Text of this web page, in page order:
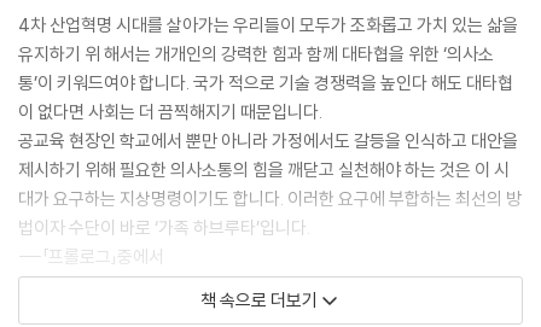
2. 논쟁 하브루타 단계별 활동내용 _ 91
3. 논쟁 하브루타와 리더십 _ 92
4. 논쟁 하브루타 역사 _ 95
5. 논쟁 하브루타 주제 만들기 _ 99
6. 논쟁 하브루타 주제의 3가지 종류 _ 102
7. 논쟁 하브루타 주제 제시 및 자료 조사 _ 111
8. 논쟁 하브루타 입론-주장 펼치기 _ 114
9. 논쟁 하브루타 반론-논리 허물기 _ 120
10. 논쟁 하브루타 최종변론-주장 다지기 _ 127
11. 논쟁 하브루타 판정 _ 131
12. 가족 독서 논쟁 하브루타 _ 136
4차 산업혁명 시대를 살아가는 우리들이 모두가 조화롭고 가치 있는 삶을
유지하기 위 해서는 개개인의 강력한 힘과 함께 대타협을 위한 ‘의사소
통’이 키워드여야 합니다. 국가 적으로 기술 경쟁력을 높인다 해도 대타협
이 없다면 사회는 더 끔찍해지기 때문입니다.
공교육 현장인 학교에서 뿐만 아니라 가정에서도 갈등을 인식하고 대안을
제시하기 위해 필요한 의사소통의 힘을 깨닫고 실천해야 하는 것은 이 시
대가 요구하는 지상명령이기도 합니다. 이러한 요구에 부합하는 최선의 방
법이자 수단이 바로 ‘가족 하브루타’입니다.
---「프롤로그」중에서
원활한 가족 하브루타를 하려면 부모는 자녀들에게 다음과 같은 두 가지
책 속으로 더보기